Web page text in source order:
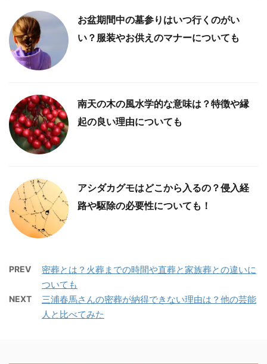
お盆期間中の墓参りはいつ行くのがい
い？服装やお供えのマナーについても
南天の木の風水学的な意味は？特徴や縁
起の良い理由についても
アシダカグモはどこから入るの？侵入経
路や駆除の必要性についても！
PREV
密葬とは？火葬までの時間や直葬と家族葬との違いに
ついても
NEXT
三浦春馬さんの密葬が納得できない理由は？他の芸能
人と比べてみた